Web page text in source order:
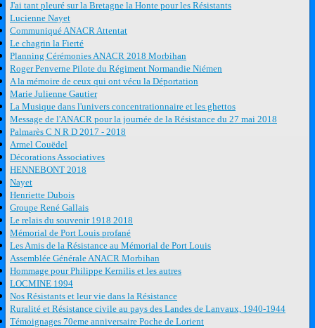
J'ai tant pleuré sur la Bretagne la Honte pour les Résistants
Lucienne Nayet
Communiqué ANACR Attentat
Le chagrin la Fierté
Planning Cérémonies ANACR 2018 Morbihan
Roger Penverne Pilote du Régiment Normandie Niémen
A la mémoire de ceux qui ont vécu la Déportation
Marie Julienne Gautier
La Musique dans l'univers concentrationnaire et les ghettos
Message de l'ANACR pour la journée de la Résistance du 27 mai 2018
Palmarès C N R D 2017 - 2018
Armel Couëdel
Décorations Associatives
HENNEBONT 2018
Nayet
Henriette Dubois
Groupe René Gallais
Le relais du souvenir 1918 2018
Mémorial de Port Louis profané
Les Amis de la Résistance au Mémorial de Port Louis
Assemblée Générale ANACR Morbihan
Hommage pour Philippe Kernilis et les autres
LOCMINE 1994
Nos Résistants et leur vie dans la Résistance
Ruralité et Résistance civile au pays des Landes de Lanvaux, 1940-1944
Témoignages 70eme anniversaire Poche de Lorient